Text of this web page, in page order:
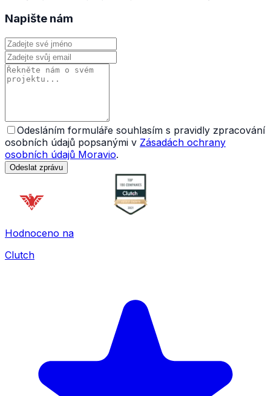
Napište nám
Odesláním formuláře souhlasím s pravidly zpracování
osobních údajů popsanými v Zásadách ochrany
osobních údajů Moravio.
Odeslat zprávu
Hodnoceno na
Clutch